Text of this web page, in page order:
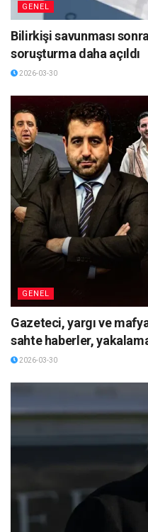
GENEL
Bilirkişi savunması
soruşturma daha açıldı
2026-03-30
GENEL
Gazeteci, yargı ve
sahte haberler,
2026-03-30